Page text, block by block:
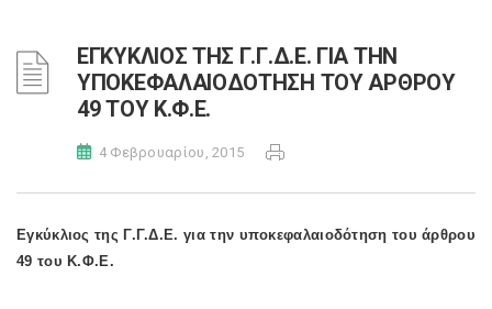
ΕΓΚΥΚΛΙΟΣ ΤΗΣ Γ.Γ.Δ.Ε. ΓΙΑ ΤΗΝ
ΥΠΟΚΕΦΑΛΑΙΟΔΟΤΗΣΗ ΤΟΥ ΑΡΘΡΟΥ
49 ΤΟΥ Κ.Φ.Ε.
4 Φεβρουαρίου, 2015
Εγκύκλιος της Γ.Γ.Δ.Ε. για την υποκεφαλαιοδότηση του άρθρου
49 του Κ.Φ.Ε.